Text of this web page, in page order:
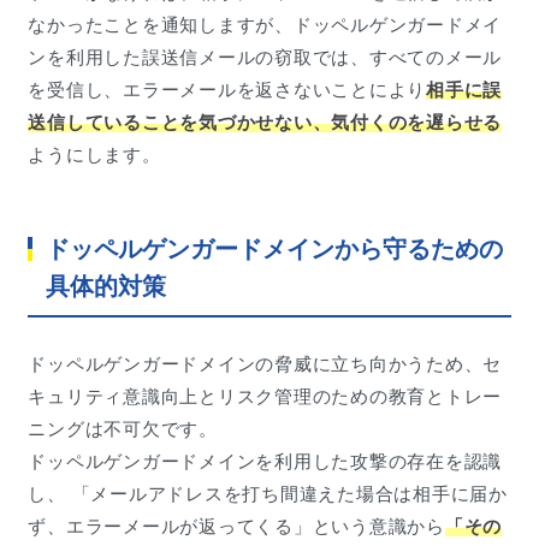
なかったことを通知しますが、ドッペルゲンガードメイ
ンを利用した誤送信メールの窃取では、すべてのメール
を受信し、エラーメールを返さないことにより相手に誤
送信していることを気づかせない、気付くのを遅らせる
ようにします。
ドッペルゲンガードメインから守るための
具体的対策
ドッペルゲンガードメインの脅威に立ち向かうため、セ
キュリティ意識向上とリスク管理のための教育とトレー
ニングは不可欠です。
ドッペルゲンガードメインを利用した攻撃の存在を認識
し、 「メールアドレスを打ち間違えた場合は相手に届か
ず、エラーメールが返ってくる」という意識から「その